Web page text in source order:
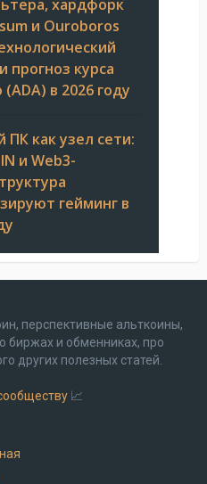
хардфорк
и Ouroboros
прогноз курса
(ADA) в 2026 году
ПК как узел сети:
и Web3-
гейминг в
перспективные альткоины,
биржах и обменниках, про
других полезных статей.
📈